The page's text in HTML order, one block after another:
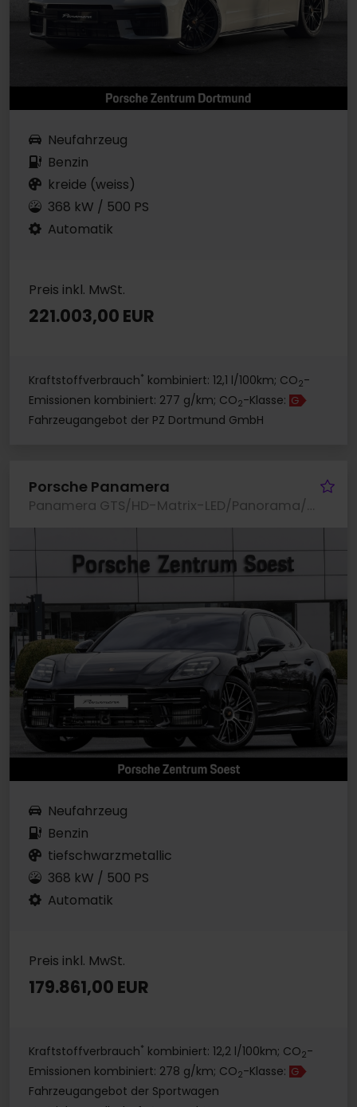
Neufahrzeug
Benzin
kreide (weiss)
368 kW / 500 PS
Automatik
Preis inkl. MwSt.
221.003,00 EUR
Kraftstoffverbrauch* kombiniert: 12,1 l/100km; CO2-
Emissionen kombiniert: 277 g/km; CO2-Klasse: G
Fahrzeugangebot der PZ Dortmund GmbH
Porsche Panamera
Panamera GTS/HD-Matrix-LED/Panorama/Burmester
Neufahrzeug
Benzin
tiefschwarzmetallic
368 kW / 500 PS
Automatik
Preis inkl. MwSt.
179.861,00 EUR
Kraftstoffverbrauch* kombiniert: 12,2 l/100km; CO2-
Emissionen kombiniert: 278 g/km; CO2-Klasse: G
Fahrzeugangebot der Sportwagen